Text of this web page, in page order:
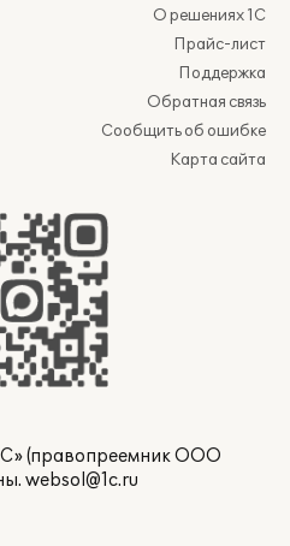
О решениях 1С
Прайс-лист
Поддержка
Обратная связь
Сообщить об ошибке
Карта сайта
(правопреемник ООО
websol@1c.ru